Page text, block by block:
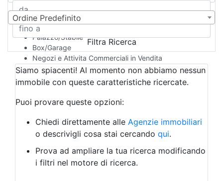
Camera d'Albergo
Multiproprietà
Palazzo/Stabile
Box/Garage
Negozi e Attivita Commerciali in Vendita
Qualsiasi
Attività/Licenza Commerciale
Azienda Agricola
Bar/Ristorante
Albergo
Laboratorio Artigianale
Negozio/locale commerciale
Agriturismo
Magazzini
Ordine Predefinito
Filtra Ricerca
Siamo spiacenti! Al momento non abbiamo nessun
immobile con queste caratteristiche ricercate.
Puoi provare queste opzioni:
Chiedi direttamente alle Agenzie immobiliari
o descrivigli cosa stai cercando qui.
Prova ad ampliare la tua ricerca modificando
i filtri nel motore di ricerca.